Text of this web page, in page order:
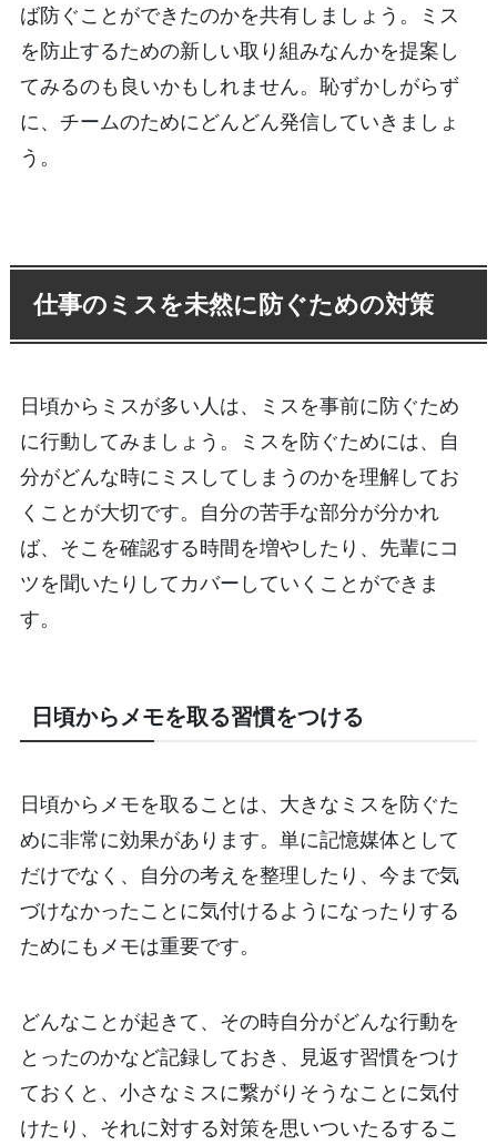
ば防ぐことができたのかを共有しましょう。ミス
を防止するための新しい取り組みなんかを提案し
てみるのも良いかもしれません。恥ずかしがらず
に、チームのためにどんどん発信していきましょ
う。
仕事のミスを未然に防ぐための対策
日頃からミスが多い人は、ミスを事前に防ぐため
に行動してみましょう。ミスを防ぐためには、自
分がどんな時にミスしてしまうのかを理解してお
くことが大切です。自分の苦手な部分が分かれ
ば、そこを確認する時間を増やしたり、先輩にコ
ツを聞いたりしてカバーしていくことができま
す。
日頃からメモを取る習慣をつける
日頃からメモを取ることは、大きなミスを防ぐた
めに非常に効果があります。単に記憶媒体として
だけでなく、自分の考えを整理したり、今まで気
づけなかったことに気付けるようになったりする
ためにもメモは重要です。
どんなことが起きて、その時自分がどんな行動を
とったのかなど記録しておき、見返す習慣をつけ
ておくと、小さなミスに繋がりそうなことに気付
けたり、それに対する対策を思いついたるするこ